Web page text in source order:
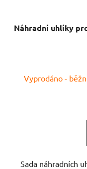
Náhradní uhlíky
Vyprodáno -
Sada náhradních